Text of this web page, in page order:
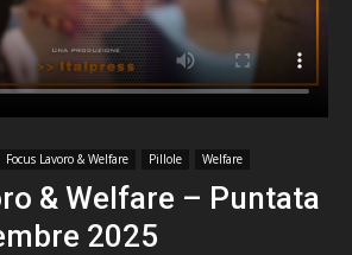
Focus Lavoro & Welfare Pillole Welfare
& Welfare – Puntata
2025